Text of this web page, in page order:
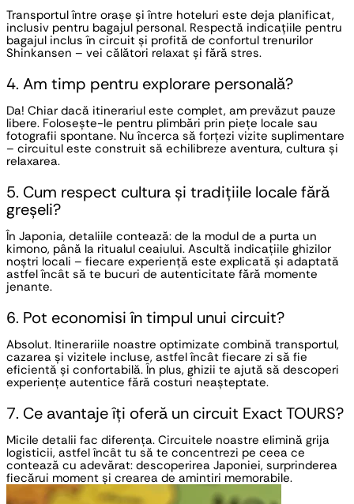
Transportul între orașe și între hoteluri este deja planificat,
inclusiv pentru bagajul personal. Respectă indicațiile pentru
bagajul inclus în circuit și profită de confortul trenurilor
Shinkansen – vei călători relaxat și fără stres.
4. Am timp pentru explorare personală?
Da! Chiar dacă itinerariul este complet, am prevăzut pauze
libere. Folosește-le pentru plimbări prin piețe locale sau
fotografii spontane. Nu încerca să forțezi vizite suplimentare
– circuitul este construit să echilibreze aventura, cultura și
relaxarea.
5. Cum respect cultura și tradițiile locale fără
greșeli?
În Japonia, detaliile contează: de la modul de a purta un
kimono, până la ritualul ceaiului. Ascultă indicațiile ghizilor
noștri locali – fiecare experiență este explicată și adaptată
astfel încât să te bucuri de autenticitate fără momente
jenante.
6. Pot economisi în timpul unui circuit?
Absolut. Itinerariile noastre optimizate combină transportul,
cazarea și vizitele incluse, astfel încât fiecare zi să fie
eficientă și confortabilă. În plus, ghizii te ajută să descoperi
experiențe autentice fără costuri neașteptate.
7. Ce avantaje îți oferă un circuit Exact TOURS?
Micile detalii fac diferența. Circuitele noastre elimină grija
logisticii, astfel încât tu să te concentrezi pe ceea ce
contează cu adevărat: descoperirea Japoniei, surprinderea
fiecărui moment și crearea de amintiri memorabile.